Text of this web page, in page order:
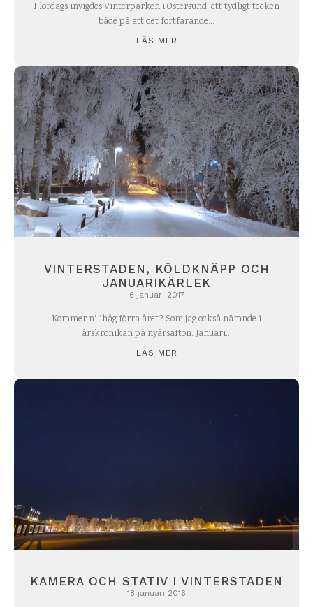
I lördags invigdes Vinterparken i Östersund, ett tydligt tecken
både på att det fortfarande...
LÄS MER
VINTERSTADEN, KÖLDKNÄPP OCH
JANUARIKÄRLEK
6 januari 2017
Kommer ni ihåg förra året? Som jag också nämnde i
årskrönikan på nyårsafton. Januari...
LÄS MER
KAMERA OCH STATIV I VINTERSTADEN
18 januari 2016